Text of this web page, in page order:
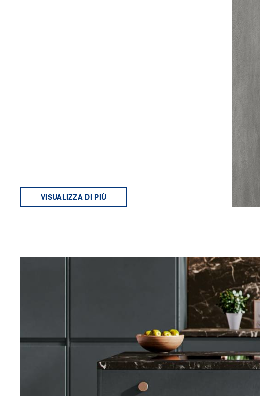
VISUALIZZA DI PIÙ